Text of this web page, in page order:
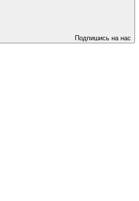
Подпишись на нас